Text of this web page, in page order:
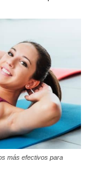
más efectivos para